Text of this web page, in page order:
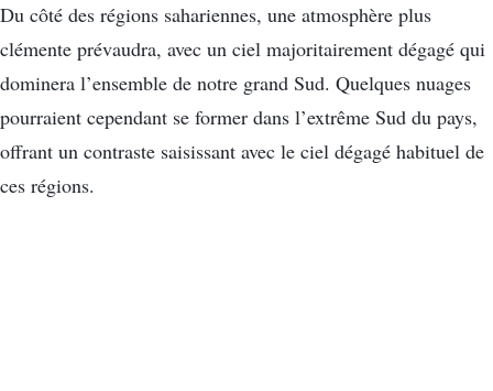
Du côté des régions sahariennes, une atmosphère plus
clémente prévaudra, avec un ciel majoritairement dégagé qui
dominera l’ensemble de notre grand Sud. Quelques nuages
pourraient cependant se former dans l’extrême Sud du pays,
offrant un contraste saisissant avec le ciel dégagé habituel de
ces régions.